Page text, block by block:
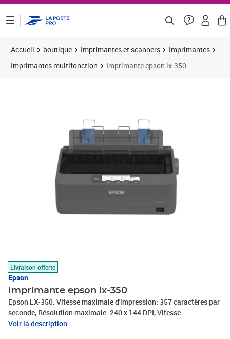
Accueil boutique Imprimantes et scanners
Imprimantes
Imprimantes multifonction
Imprimante epson lx-350
Livraison offerte
Epson
Imprimante epson lx-350
Epson LX-350. Vitesse maximale d'impression: 357 caractères par
seconde, Résolution maximale: 240 x 144 DPI, Vitesse
d'impression maximale (qualité brouillon): 312 caractères par
Voir la description